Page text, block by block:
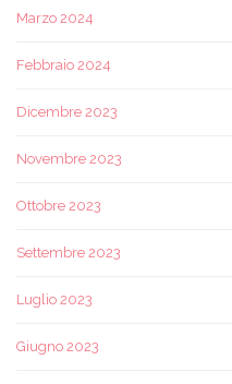
Marzo 2024
Febbraio 2024
Dicembre 2023
Novembre 2023
Ottobre 2023
Settembre 2023
Luglio 2023
Giugno 2023